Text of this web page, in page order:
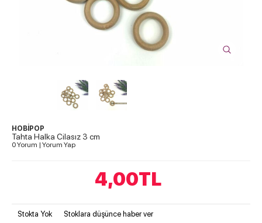
HOBİPOP
Tahta Halka Cilasız 3 cm
0 Yorum | Yorum Yap
4,00TL
Stokta Yok Stoklara düşünce haber ver